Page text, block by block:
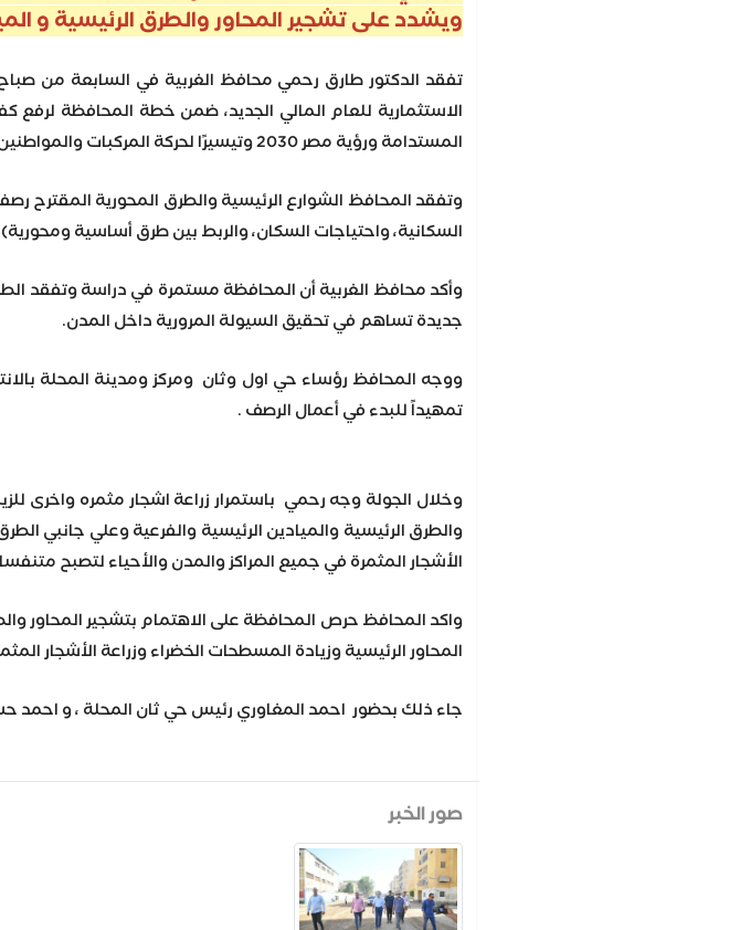
ويشدد على تشجير المحاور والطرق الرئيسية و
تفقد الدكتور طارق رحمي محافظ الغربية في السابعة من
الاستثمارية للعام المالي الجديد، ضمن خطة المحافظة لرفع
المستدامة ورؤية مصر 2030 وتيسيرًا لحركة المركبات والمواطنين خلال تنقلاتهم.
وتفقد المحافظ الشوارع الرئيسية والطرق المحورية المقترح
السكانية، واحتياجات السكان، والربط بين طرق أساسية
وأكد محافظ الغربية أن المحافظة مستمرة في دراسة وتفقد
جديدة تساهم في تحقيق السيولة المرورية داخل المدن.
ووجه المحافظ رؤساء حي اول وثان ومركز ومدينة المحلة
تمهيداً للبدء في أعمال الرصف .
والطرق الرئيسية والميادين الرئيسية والفرعية وعلي جانبي
الأشجار المثمرة في جميع المراكز والمدن والأحياء لتصبح
واكد المحافظ حرص المحافظة على الاهتمام بتشجير المحاور
المحاور الرئيسية وزيادة المسطحات الخضراء وزراعة الأشجار
جاء ذلك بحضور احمد المغاوري رئيس حي ثان المحلة ، و
صور الخبر